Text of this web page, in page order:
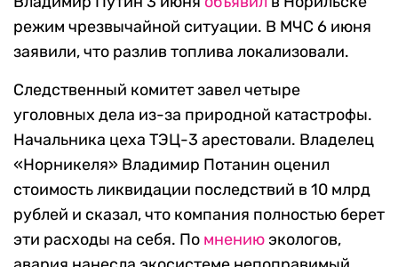
режим чрезвычайной ситуации. В МЧС 6 июня
заявили, что разлив топлива локализовали.
Следственный комитет завел четыре
уголовных дела из-за природной катастрофы.
Начальника цеха ТЭЦ-3 арестовали. Владелец
«Норникеля» Владимир Потанин оценил
стоимость ликвидации последствий в 10 млрд
рублей и сказал, что компания полностью берет
эти расходы на себя. По мнению экологов,